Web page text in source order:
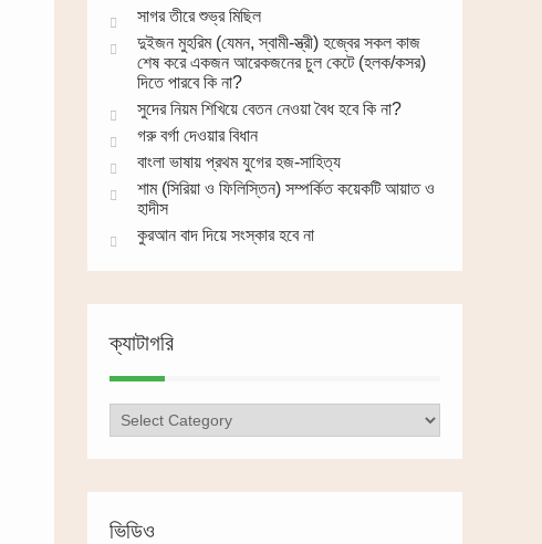
সাগর তীরে শুভ্র মিছিল
দুইজন মুহরিম (যেমন, স্বামী-স্ত্রী) হজ্বের সকল কাজ
শেষ করে একজন আরেকজনের চুল কেটে (হলক/কসর)
দিতে পারবে কি না?
সুদের নিয়ম শিখিয়ে বেতন নেওয়া বৈধ হবে কি না?
গরু বর্গা দেওয়ার বিধান
বাংলা ভাষায় প্রথম যুগের হজ-সাহিত্য
শাম (সিরিয়া ও ফিলিস্তিন) সম্পর্কিত কয়েকটি আয়াত ও
হাদীস
কুরআন বাদ দিয়ে সংস্কার হবে না
ক্যাটাগরি
ক্যাটাগরি
ভিডিও